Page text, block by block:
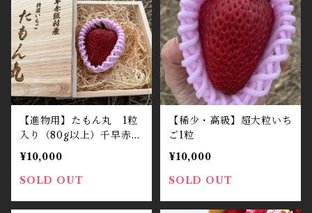
【進物用】たもん丸 1粒
入り（80g以上）千早赤坂
村産檜で作った専用木箱付
き
¥10,000
SOLD OUT
【稀少・高級】超大粒いち
ご1粒
¥10,000
SOLD OUT